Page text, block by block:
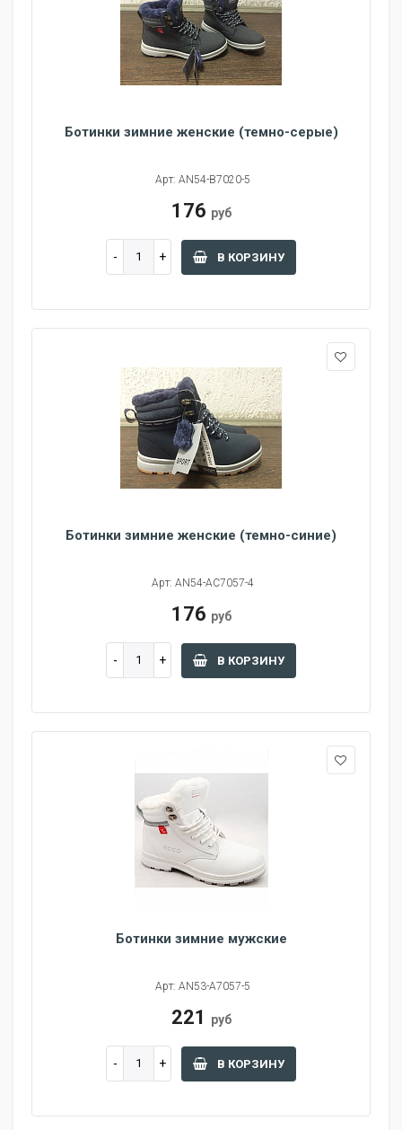
Ботинки зимние женские (темно-серые)
Арт: AN54-B7020-5
176 руб
В КОРЗИНУ
Ботинки зимние женские (темно-синие)
Арт: AN54-AC7057-4
176 руб
В КОРЗИНУ
Ботинки зимние мужские
Арт: AN53-A7057-5
221 руб
В КОРЗИНУ